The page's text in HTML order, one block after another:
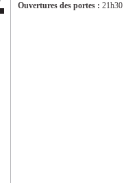
Ouvertures des portes : 21h30